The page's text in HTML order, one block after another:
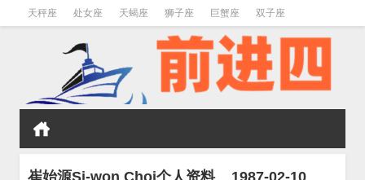
天秤座 处女座 天蝎座 狮子座 巨蟹座 双子座
崔始源Si-won Choi个人资料__1987-02-10